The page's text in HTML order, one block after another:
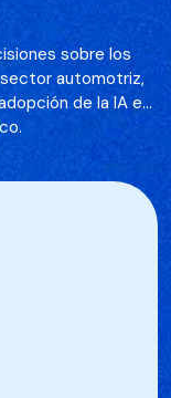
sobre los
automotriz,
de la IA e